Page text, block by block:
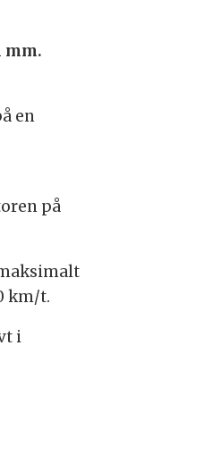
mm.
en
på
km/t.
i